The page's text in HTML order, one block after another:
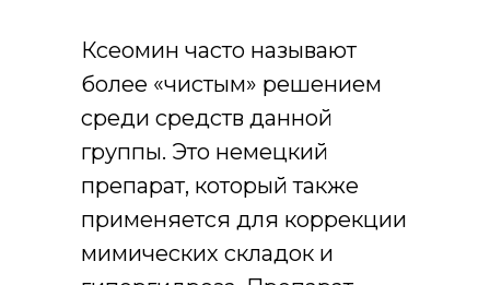
Ксеомин часто называют
более «чистым» решением
среди средств данной
группы. Это немецкий
препарат, который также
применяется для коррекции
мимических складок и